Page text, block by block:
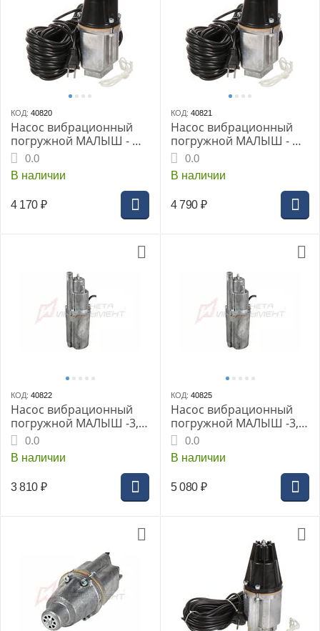
КОД: 40820
Насос вибрационный
погружной МАЛЫШ - М,
25м0.0
В наличии
4 170 ₽
КОД: 40821
Насос вибрационный
погружной МАЛЫШ - М,
40м0.0
В наличии
4 790 ₽
КОД: 40822
Насос вибрационный
погружной МАЛЫШ -3,
10м0.0
В наличии
3 810 ₽
КОД: 40825
Насос вибрационный
погружной МАЛЫШ -3,
40 м
0.0
В наличии
5 080 ₽